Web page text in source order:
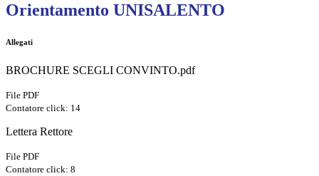
Orientamento UNISALENTO
Allegati
BROCHURE SCEGLI CONVINTO.pdf
File PDF
Contatore click: 14
Lettera Rettore
File PDF
Contatore click: 8